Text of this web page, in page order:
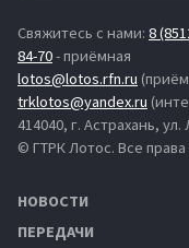
Свяжитесь с нами: 8
84-70- приёмная
lotos@lotos.rfn.ru
trklotos@yandex.ru
414040, г. Астрахань, ул.
© ГТРК Лотос. Все
НОВОСТИ
ПЕРЕДАЧИ